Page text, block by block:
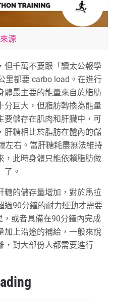
源
但千萬不要跟「讀太公報學
里都要 carbo load。在進行
體最主要的能量來自於脂肪
分巨大，但脂肪轉換為能量
要儲存在肌肉和肝臟中，可
肝糖相比於脂肪在體內的儲
左右。當肝糖耗盡無法維持
，此時身體只能依賴脂肪做
了。
糖的儲存量增加，對於馬拉
過90分鐘的耐力運動才需要
或者具備在90分鐘內完成
加上沿途的補給，一般來說
，對大部份人都需要進行